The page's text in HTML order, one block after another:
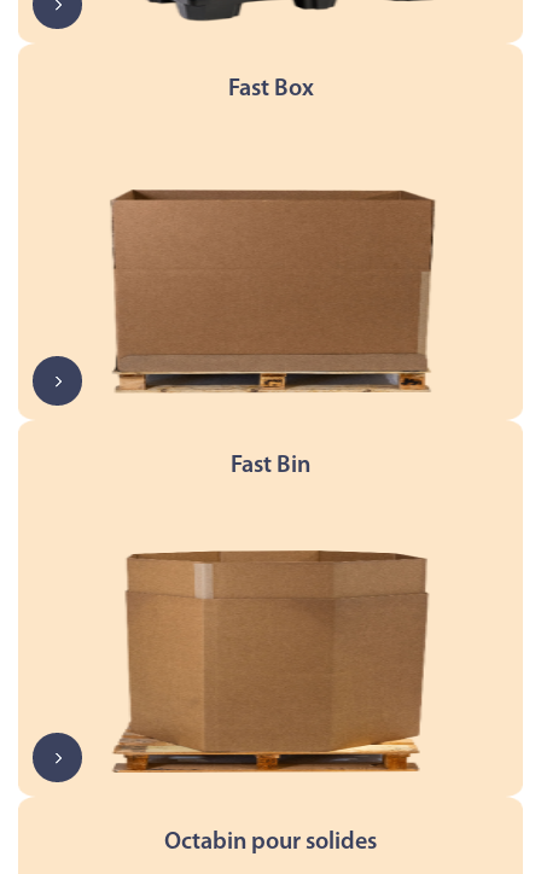
Fast Box
Fast Bin
Octabin pour solides